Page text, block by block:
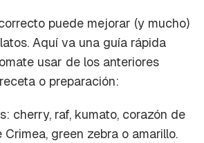
puede mejorar (y mucho)
Aquí va una guía rápida
usar de los anteriores
o preparación:
cherry, raf, kumato, corazón de
Crimea, green zebra o amarillo.